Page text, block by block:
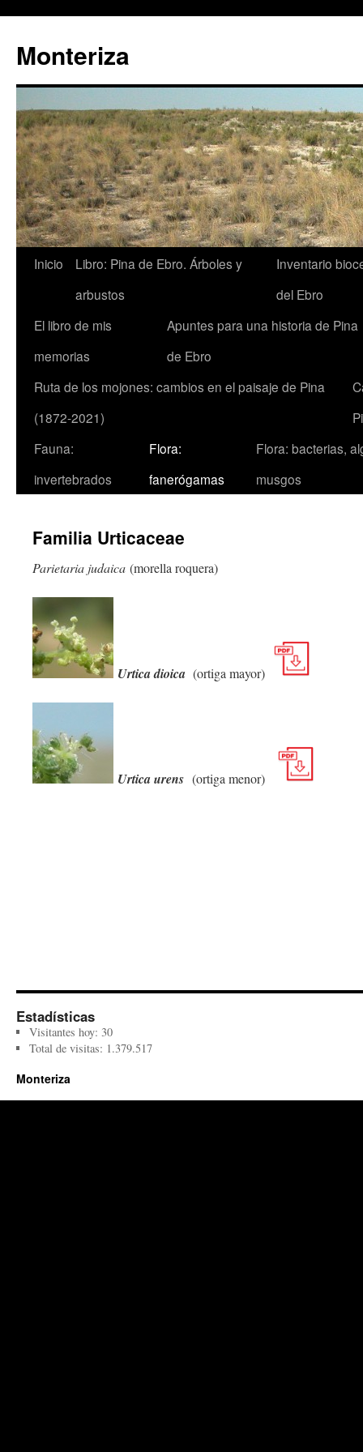
Monteriza
Saltar
contenido
Inicio
Libro: Pina de Ebro. Árboles y
arbustos
Inventario
del Ebro
El libro de mis
memorias
Apuntes para una historia de Pina
de Ebro
Ruta de los mojones: cambios en el paisaje de Pina
(1872-2021)
Fauna:
invertebrados
Flora:
fanerógamas
Flora: bacterias,
musgos
Familia Urticaceae
Parietaria judaica (morella roquera)
Urtica dioica (ortiga mayor)
Urtica urens (ortiga menor)
Estadísticas
Visitantes hoy: 30
Total de visitas: 1.379.517
Monteriza